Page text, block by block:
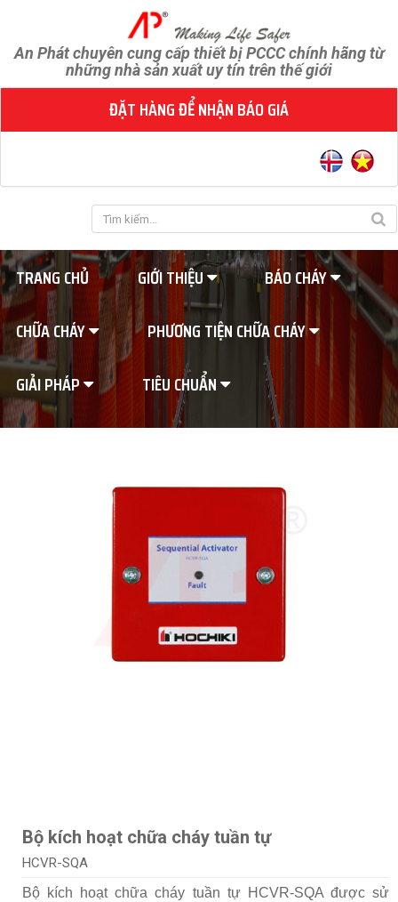
An Phát chuyên cung cấp thiết bị PCCC chính hãng từ
những nhà sản xuất uy tín trên thế giới
ĐẶT HÀNG ĐỂ NHẬN BÁO GIÁ
TRANG CHỦ GIỚI THIỆU
BÁO CHÁY
CHỮA CHÁY
PHƯƠNG TIỆN CHỮA CHÁY
GIẢI PHÁP
TIÊU CHUẨN
Bộ kích hoạt chữa cháy tuần tự
HCVR-SQA
Bộ kích hoạt chữa cháy tuần tự HCVR-SQA được sử